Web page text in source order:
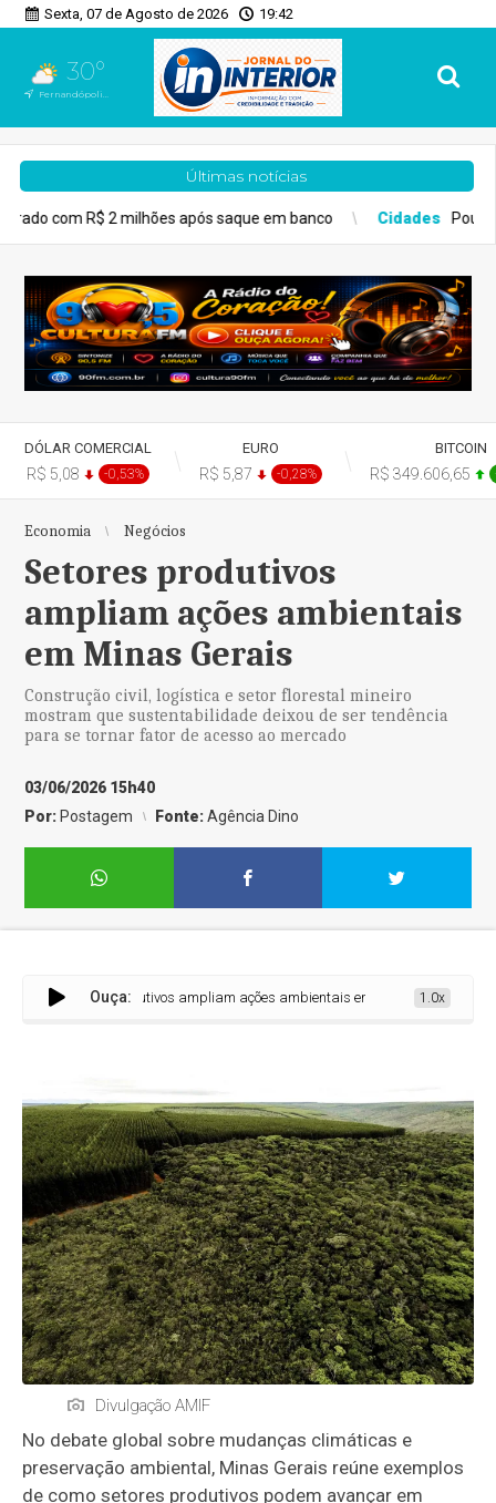
Sexta, 07 de Agosto de 2026 19:42
30°
Fernandópolis, SP
Últimas notícias
após saque em banco Cidades Poupatempo de
DÓLAR COMERCIAL
R$ 5,08 -0,53%
EURO
R$ 5,87 -0,28%
BITCOIN
R$ 349.606,65
Economia Negócios
Setores produtivos
ampliam ações ambientais
em Minas Gerais
Construção civil, logística e setor florestal mineiro
mostram que sustentabilidade deixou de ser tendência
para se tornar fator de acesso ao mercado
03/06/2026 15h40
Por: Postagem Fonte:Agência Dino
Ouça:
Setores produtivos ampliam ações ambientais em Minas Gerais1.0x
Divulgação AMIF
No debate global sobre mudanças climáticas e
preservação ambiental, Minas Gerais reúne exemplos
de como setores produtivos podem avançar em